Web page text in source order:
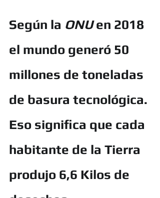
Según la ONU en 2018
el mundo generó 50
millones de toneladas
de basura tecnológica.
Eso significa que cada
habitante de la Tierra
produjo 6,6 Kilos de